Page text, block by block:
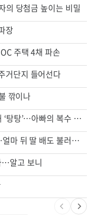
의 당첨금 높이는 비밀
장
주택 4채 파손
거단지 들어선다
깎이나
“내 딸 건드렸지” 성폭행범 유인해 ‘탕탕’…아빠의 복수 결말
엄마 성폭행한 “사람 좋은 장씨”…얼마 뒤 딸 배도 불러왔다
…알고 보니